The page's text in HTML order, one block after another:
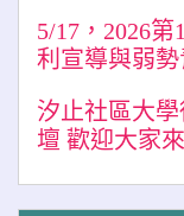
5/17，2026
利宣導與弱
汐止社區大
壇 歡迎大家